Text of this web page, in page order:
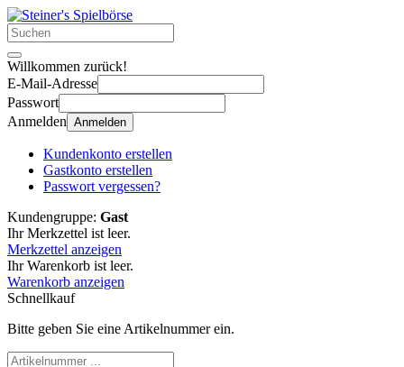
Willkommen zurück!
E-Mail-Adresse
Passwort
Anmelden Anmelden
Kundenkonto erstellen
Gastkonto erstellen
Passwort vergessen?
Kundengruppe: Gast
Ihr Merkzettel ist leer.
Merkzettel anzeigen
Ihr Warenkorb ist leer.
Warenkorb anzeigen
Schnellkauf
Bitte geben Sie eine Artikelnummer ein.